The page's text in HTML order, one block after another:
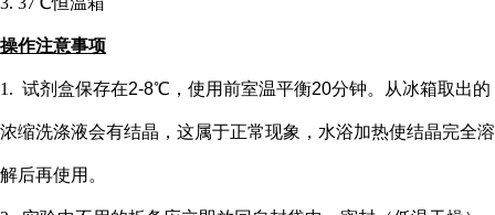
操作注意事项
1. 试剂盒保存在2-8℃，使用前室温平衡20分钟。从冰箱取出的
浓缩洗涤液会有结晶，这属于正常现象，水浴加热使结晶完全溶
解后再使用。